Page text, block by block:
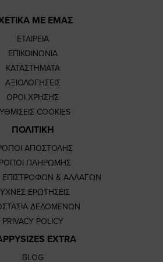
ΜΕ ΕΜΑΣ
ΕΤΑΙΡΕΙΑ
ΕΠΙΚΟΙΝΩΝΙΑ
ΚΑΤΑΣΤΗΜΑΤΑ
ΑΞΙΟΛΟΓΗΣΕΙΣ
ΟΡΟΙ ΧΡΗΣΗΣ
COOKIES
ΠΟΛΙΤΙΚΗ
ΑΠΟΣΤΟΛΗΣ
ΠΛΗΡΩΜΗΣ
ΕΠΙΣΤΡΟΦΩΝ & ΑΛΛΑΓΩΝ
ΕΡΩΤΗΣΕΙΣ
ΔΕΔΟΜΕΝΩΝ
PRIVACY POLICY
EXTRA
BLOG